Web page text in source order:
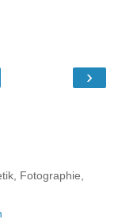
›
Fotographie,